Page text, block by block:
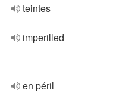
teintes
imperilled
en péril